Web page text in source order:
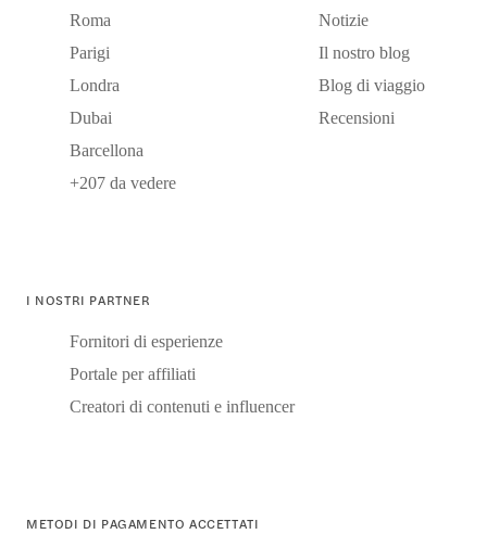
Roma
Parigi
Londra
Dubai
Barcellona
+207 da vedere
Notizie
Il nostro blog
Blog di viaggio
Recensioni
I NOSTRI PARTNER
Fornitori di esperienze
Portale per affiliati
Creatori di contenuti e influencer
METODI DI PAGAMENTO ACCETTATI